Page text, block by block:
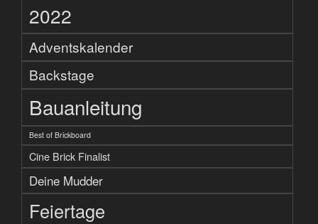
2022
Adventskalender
Backstage
Bauanleitung
Best of Brickboard
Cine Brick Finalist
Deine Mudder
Feiertage